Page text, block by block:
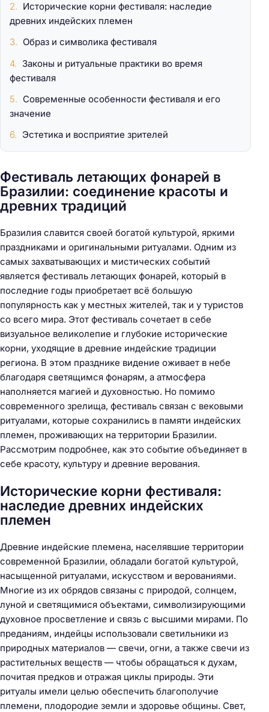
Фестиваль летающих фонарей в
Бразилии: соединение красоты и
древних традиций
Бразилия славится своей богатой культурой, яркими
праздниками и оригинальными ритуалами. Одним из
самых захватывающих и мистических событий
является фестиваль летающих фонарей, который в
последние годы приобретает всё большую
популярность как у местных жителей, так и у туристов
со всего мира. Этот фестиваль сочетает в себе
визуальное великолепие и глубокие исторические
корни, уходящие в древние индейские традиции
региона. В этом празднике видение оживает в небе
благодаря светящимся фонарям, а атмосфера
наполняется магией и духовностью. Но помимо
современного зрелища, фестиваль связан с вековыми
ритуалами, которые сохранились в памяти индейских
племен, проживающих на территории Бразилии.
Рассмотрим подробнее, как это событие объединяет в
себе красоту, культуру и древние верования.
Исторические корни фестиваля:
наследие древних индейских
племен
Древние индейские племена, населявшие территории
современной Бразилии, обладали богатой культурой,
насыщенной ритуалами, искусством и верованиями.
Многие из их обрядов связаны с природой, солнцем,
луной и светящимися объектами, символизирующими
духовное просветление и связь с высшими мирами. По
преданиям, индейцы использовали светильники из
природных материалов — свечи, огни, а также свечи из
растительных веществ — чтобы обращаться к духам,
почитая предков и отражая циклы природы. Эти
ритуалы имели целью обеспечить благополучие
племени, плодородие земли и здоровье общины. Свет,
Исторические корни фестиваля: наследие
древних индейских племен
Образ и символика фестиваля
Законы и ритуальные практики во время
фестиваля
Современные особенности фестиваля и его
значение
Эстетика и восприятие зрителей